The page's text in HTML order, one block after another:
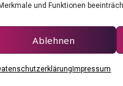
und Funktionen
Ablehnen
Impressum
allerdings auf den Kopf
bin ich letzendlich